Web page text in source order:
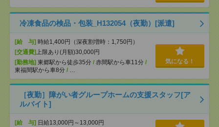
冷凍食品の検品・包装_H132054（夜勤）[派遣]
[給 与] 時給1,400円（深夜割増時：1,750円）
[交通費] 上限あり(月額)30,000円
[勤務地] 東郷駅から徒歩35分 / 赤間駅から車11分 /
東福間駅から車8分 / …
気になる！
［夜勤］障がい者グループホームの支援スタッフ[ア
ルバイト]
[給 与] 日給13,000円～13,000円